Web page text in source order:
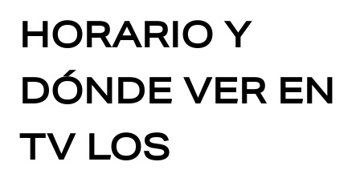
HORARIO Y
DÓNDE VER EN
TV LOS